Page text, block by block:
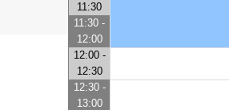
11:30
11:30 -
12:00
12:00 -
12:30
12:30 -
13:00